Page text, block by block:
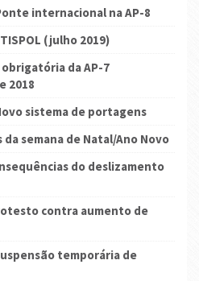
internacional na AP-8
(julho 2019)
da AP-7
2018
sistema de portagens
semana de Natal/Ano Novo
do deslizamento
contra aumento de
temporária de